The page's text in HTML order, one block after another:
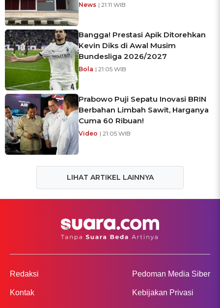
News | 21:11 WIB
Bangga! Prestasi Apik Ditorehkan
Kevin Diks di Awal Musim
Bundesliga 2026/2027
Bola | 21:05 WIB
Prabowo Puji Sepatu Inovasi BRIN
Berbahan Limbah Sawit, Harganya
Cuma 60 Ribuan!
Video | 21:05 WIB
LIHAT ARTIKEL LAINNYA
Redaksi
Kontak
Pedoman Media Siber
Kebijakan Privasi